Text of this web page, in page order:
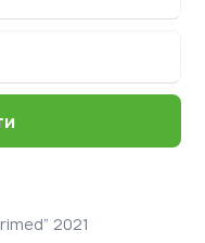
2021